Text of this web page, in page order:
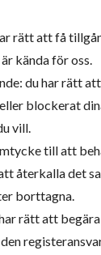
rätt att få
kända för oss.
du har rätt
blockerat
vill.
till att
återkalla det
borttagna.
rätt att